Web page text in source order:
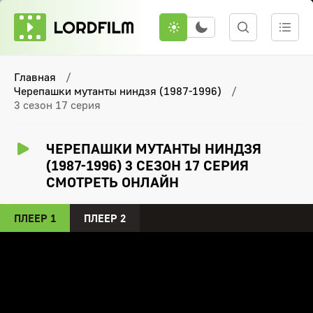
Главная
Черепашки мутанты ниндзя (1987-1996)
3 сезон 17 серия
ЧЕРЕПАШКИ МУТАНТЫ НИНДЗЯ
(1987-1996) 3 СЕЗОН 17 СЕРИЯ
СМОТРЕТЬ ОНЛАЙН
ПЛЕЕР 1 ПЛЕЕР 2